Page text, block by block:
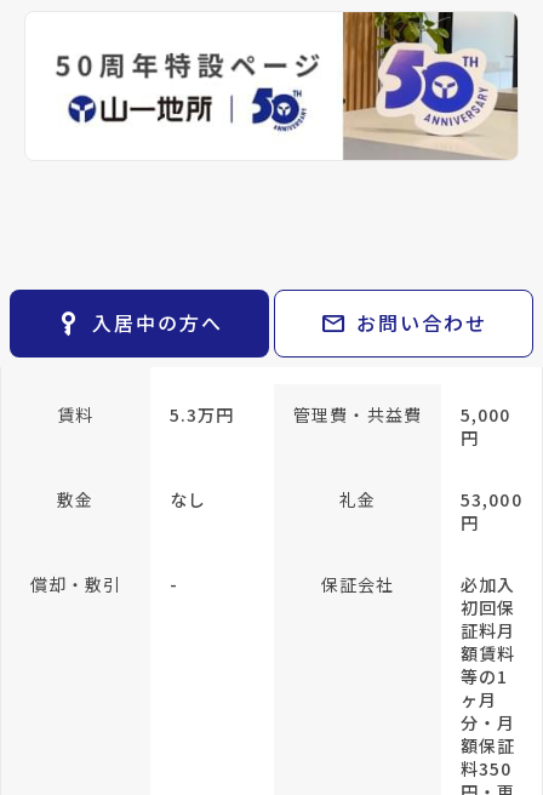
エリアから探す
train
路線から探す
事業用・投資用を探す keyboard_arrow_right
検索条件
閲覧履歴 keyboard_arrow_right
マイホームを考え始めたら keyboard_arrow_right
相続相談をしたい keyboard_arrow_right
不動産に投資したい keyboard_arrow_right
keyboard_arrow_right
パーパス keyboard_arrow_right
CM紹介
keyboard_arrow_right
レンタルオフィス keyboard_arrow_right
貸会議室 keyboard_arrow_right
open_in_new
keyboard_arrow_right
退去される方へ keyboard_arrow_right
※準備中 住まいのしおり（PDF）
key_vertical 入居中の方へ mail お問い合わせ
年10月
間取り 1K 間取り内訳
洋室
7.2 帖
ト)
所在階/階建 4階／地上7階
賃料 5.3万円 管理費・共益費
5,000
円
敷金 なし 礼金
53,000
円
償却・敷引 - 保証会社
必加入
初回保
証料月
額賃料
等の1
ヶ月
分・月
額保証
料350